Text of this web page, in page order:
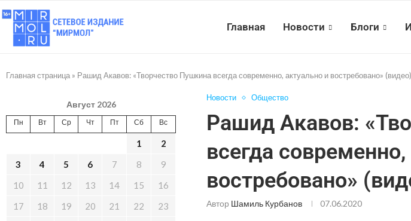
Главная Новости Блоги
Главная страница » Рашид Акавов: «Творчество Пушкина всегда современно, актуально и востребовано» (видео)
Новости Общество
Рашид Акавов:
всегда
востребовано»
Автор Шамиль Курбанов 07.06.2020
Август 2026
Пн Вт Ср Чт Пт Сб Вс
1
2
3
4 5 6 7 8
9
10
11 12 13 14 15
16
17
18 19 20 21 22
23